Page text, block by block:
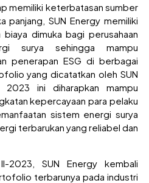
memiliki keterbatasan sumber
panjang, SUN Energy memiliki
dimuka bagi perusahaan
surya sehingga mampu
penerapan ESG di berbagai
yang dicatatkan oleh SUN
2023 ini diharapkan mampu
kepercayaan para pelaku
sistem energi surya
terbarukan yang reliabel dan
2023, SUN Energy kembali
terbarunya pada industri